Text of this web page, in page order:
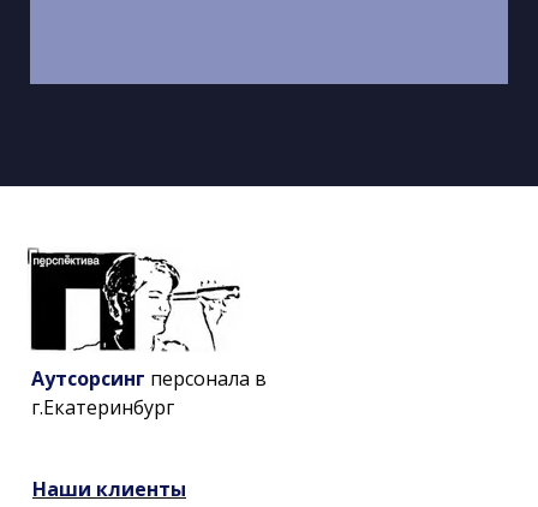
Наши клиенты
Аутсорсинг персонала в
г.Екатеринбург